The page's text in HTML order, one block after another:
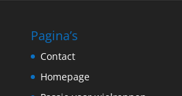
Pagina’s
Contact
Homepage